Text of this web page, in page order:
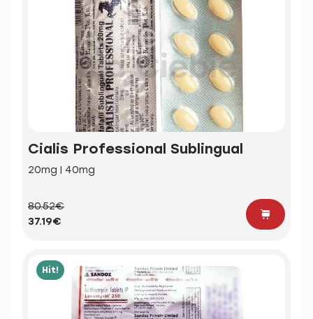
Cialis Professional Sublingual
20mg | 40mg
80.52€
37.19€
Hit!